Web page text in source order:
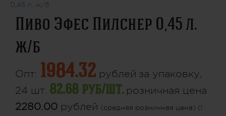
0,45 л. ж/б
Пиво Эфес Пилснер 0,45 л.
ж/б
Опт: 1984.32 рублей за упаковку,
24 шт. 82.68 руб/шт. розничная цена
2280.00 рублей (средняя розничная цена) (!